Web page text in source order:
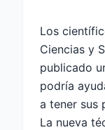
Los
Ciencias y
publicado
podría
a tener sus
La nueva